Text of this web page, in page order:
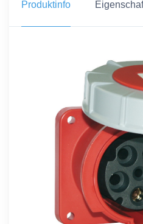
Produktinfo